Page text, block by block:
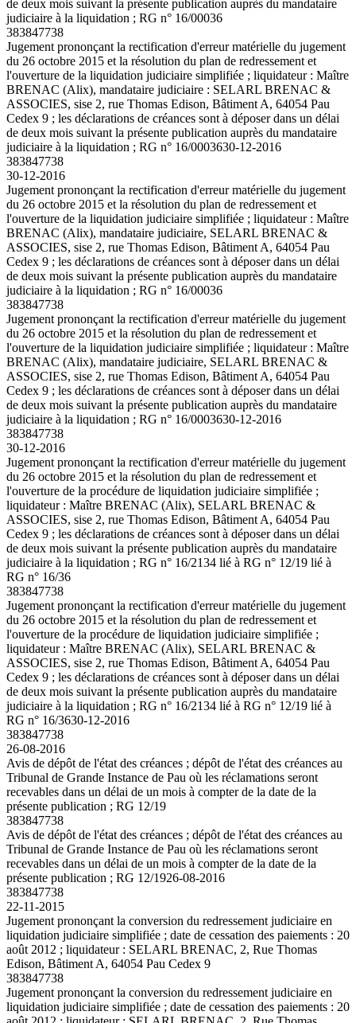
de deux mois suivant la présente publication auprès du mandataire
judiciaire à la liquidation ; RG n° 16/00036
383847738
Jugement prononçant la rectification d'erreur matérielle du jugement
du 26 octobre 2015 et la résolution du plan de redressement et
l'ouverture de la liquidation judiciaire simplifiée ; liquidateur : Maître
BRENAC (Alix), mandataire judiciaire : SELARL BRENAC &
ASSOCIES, sise 2, rue Thomas Edison, Bâtiment A, 64054 Pau
Cedex 9 ; les déclarations de créances sont à déposer dans un délai
de deux mois suivant la présente publication auprès du mandataire
judiciaire à la liquidation ; RG n° 16/0003630-12-2016
383847738
30-12-2016
Jugement prononçant la rectification d'erreur matérielle du jugement
du 26 octobre 2015 et la résolution du plan de redressement et
l'ouverture de la liquidation judiciaire simplifiée ; liquidateur : Maître
BRENAC (Alix), mandataire judiciaire, SELARL BRENAC &
ASSOCIES, sise 2, rue Thomas Edison, Bâtiment A, 64054 Pau
Cedex 9 ; les déclarations de créances sont à déposer dans un délai
de deux mois suivant la présente publication auprès du mandataire
judiciaire à la liquidation ; RG n° 16/00036
383847738
Jugement prononçant la rectification d'erreur matérielle du jugement
du 26 octobre 2015 et la résolution du plan de redressement et
l'ouverture de la liquidation judiciaire simplifiée ; liquidateur : Maître
BRENAC (Alix), mandataire judiciaire, SELARL BRENAC &
ASSOCIES, sise 2, rue Thomas Edison, Bâtiment A, 64054 Pau
Cedex 9 ; les déclarations de créances sont à déposer dans un délai
de deux mois suivant la présente publication auprès du mandataire
judiciaire à la liquidation ; RG n° 16/0003630-12-2016
383847738
30-12-2016
Jugement prononçant la rectification d'erreur matérielle du jugement
du 26 octobre 2015 et la résolution du plan de redressement et
l'ouverture de la procédure de liquidation judiciaire simplifiée ;
liquidateur : Maître BRENAC (Alix), SELARL BRENAC &
ASSOCIES, sise 2, rue Thomas Edison, Bâtiment A, 64054 Pau
Cedex 9 ; les déclarations de créances sont à déposer dans un délai
de deux mois suivant la présente publication auprès du mandataire
judiciaire à la liquidation ; RG n° 16/2134 lié à RG n° 12/19 lié à
RG n° 16/36
383847738
Jugement prononçant la rectification d'erreur matérielle du jugement
du 26 octobre 2015 et la résolution du plan de redressement et
l'ouverture de la procédure de liquidation judiciaire simplifiée ;
liquidateur : Maître BRENAC (Alix), SELARL BRENAC &
ASSOCIES, sise 2, rue Thomas Edison, Bâtiment A, 64054 Pau
Cedex 9 ; les déclarations de créances sont à déposer dans un délai
de deux mois suivant la présente publication auprès du mandataire
judiciaire à la liquidation ; RG n° 16/2134 lié à RG n° 12/19 lié à
RG n° 16/3630-12-2016
383847738
26-08-2016
Avis de dépôt de l'état des créances ; dépôt de l'état des créances au
Tribunal de Grande Instance de Pau où les réclamations seront
recevables dans un délai de un mois à compter de la date de la
présente publication ; RG 12/19
383847738
Avis de dépôt de l'état des créances ; dépôt de l'état des créances au
Tribunal de Grande Instance de Pau où les réclamations seront
recevables dans un délai de un mois à compter de la date de la
présente publication ; RG 12/1926-08-2016
383847738
22-11-2015
Jugement prononçant la conversion du redressement judiciaire en
liquidation judiciaire simplifiée ; date de cessation des paiements : 20
août 2012 ; liquidateur : SELARL BRENAC, 2, Rue Thomas
Edison, Bâtiment A, 64054 Pau Cedex 9
383847738
Jugement prononçant la conversion du redressement judiciaire en
liquidation judiciaire simplifiée ; date de cessation des paiements : 20